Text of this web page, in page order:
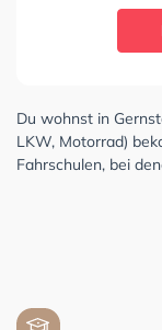
Du wohnst in
LKW, Motorrad)
Fahrschulen, bei